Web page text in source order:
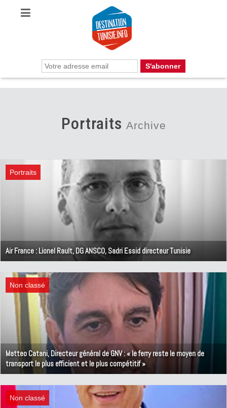
Portraits Archive
Portraits
Air France : Lionel Rault, DG ANSCO, Sadri Essid directeur Tunisie
Non classé
Matteo Catani, Directeur général de GNV : « le ferry reste le moyen de
transport le plus efficient et le plus compétitif »
Non classé